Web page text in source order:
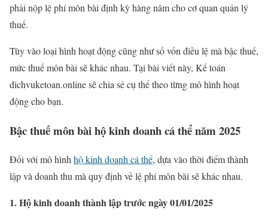
phải nộp lệ phí môn bài định kỳ hàng năm cho cơ quan quản lý
thuế.
Tùy vào loại hình hoạt động cũng như số vốn điều lệ mà bậc thuế,
mức thuế môn bài sẽ khác nhau. Tại bài viết này, Kế toán
dichvuketoan.online sẽ chia sẻ cụ thể theo từng mô hình hoạt
động cho bạn.
Bậc thuế môn bài hộ kinh doanh cá thể năm 2025
Đối với mô hìnhhộ kinh doanh cá thể, dựa vào thời điểm thành
lập và doanh thu mà quy định về lệ phí môn bài sẽ khác nhau.
1. Hộ kinh doanh thành lập trước ngày 01/01/2025